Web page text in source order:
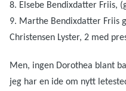
8. Elsebe Bendixdatter Friis,
9. Marthe Bendixdatter Friis
Christensen Lyster, 2 med
Men, ingen Dorothea blant
jeg har en ide om nytt